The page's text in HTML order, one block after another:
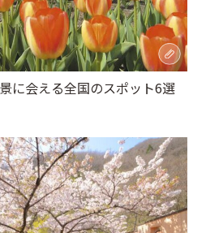
に会える全国のスポット6選